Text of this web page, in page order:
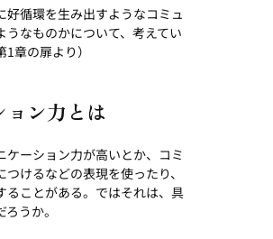
循環を生み出すようなコミュ
うなものかについて、考えてい
章の扉より）
ン力とは
ーション力が高いとか、コミ
けるなどの表現を使ったり、
ることがある。ではそれは、具
うか。